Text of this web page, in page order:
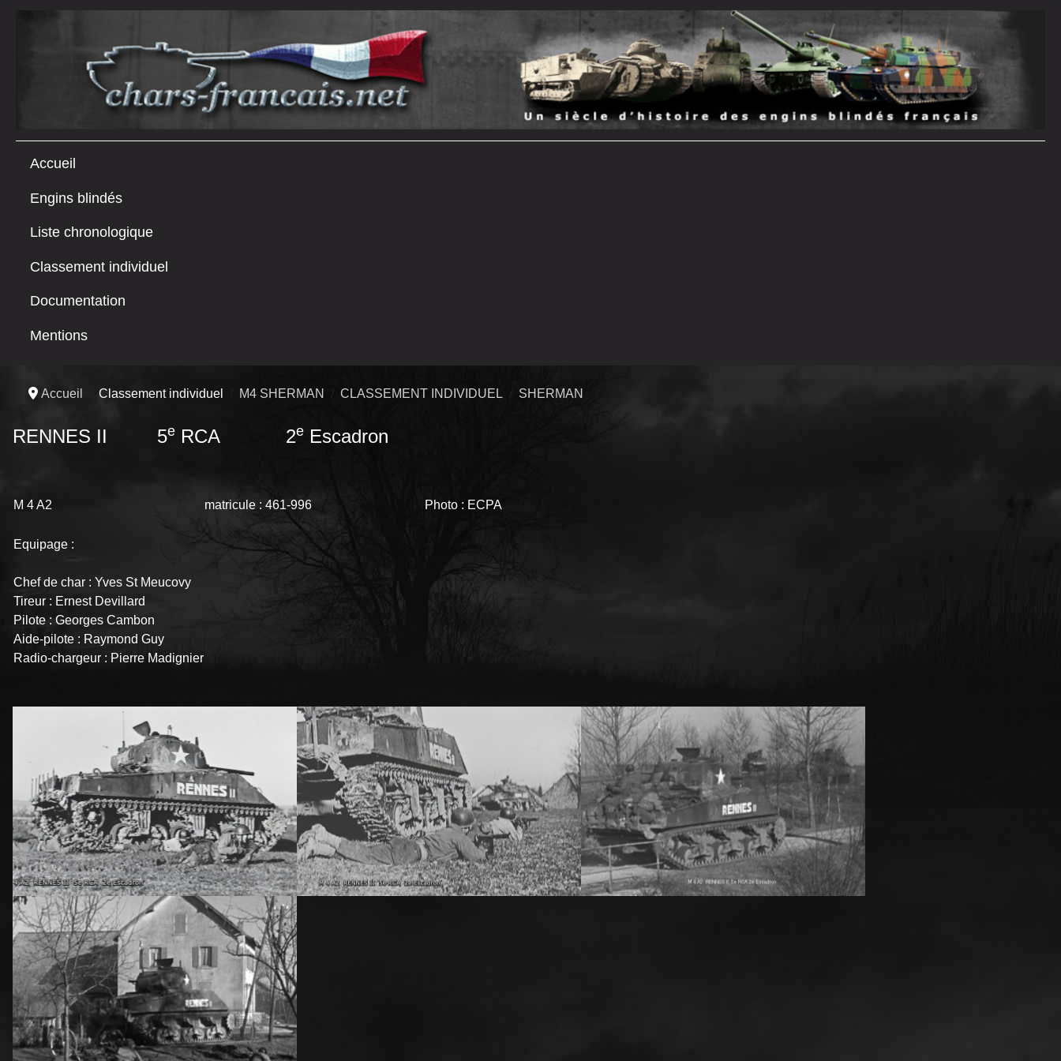
Accueil
Engins blindés
Liste chronologique
Classement individuel
Documentation
Mentions
Accueil Classement individuel M4 SHERMAN CLASSEMENT INDIVIDUEL SHERMAN
RENNES II 5e RCA 2e Escadron
M 4 A2 matricule : 461-996 Photo : ECPA
Equipage :
Chef de char : Yves St Meucovy
Tireur : Ernest Devillard
Pilote : Georges Cambon
Aide-pilote : Raymond Guy
Radio-chargeur : Pierre Madignier